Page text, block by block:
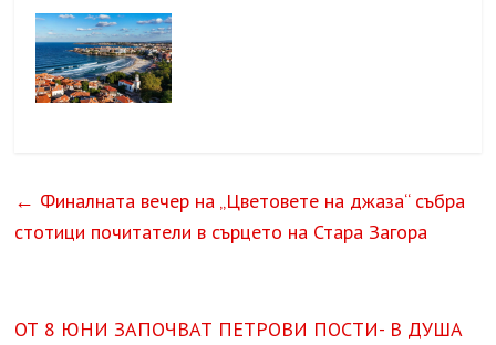
← Финалната вечер на „Цветовете на джаза“ събра
стотици почитатели в сърцето на Стара Загора
ОТ 8 ЮНИ ЗАПОЧВАТ ПЕТРОВИ ПОСТИ- В ДУША